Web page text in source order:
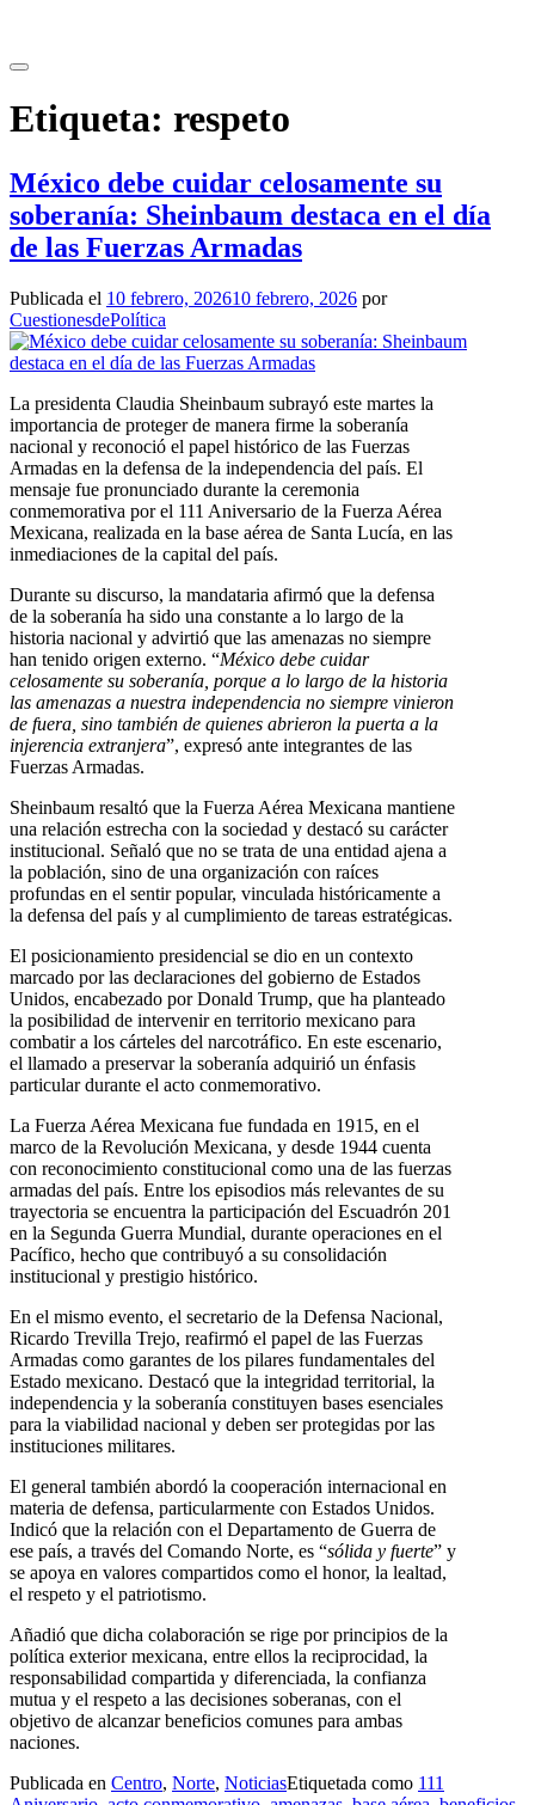
contenido
Etiqueta: respeto
México debe cuidar celosamente su
soberanía: Sheinbaum destaca en el día
de las Fuerzas Armadas
Publicada el 10 febrero, 202610 febrero, 2026 por
CuestionesdePolítica
La presidenta Claudia Sheinbaum subrayó este martes la
importancia de proteger de manera firme la soberanía
nacional y reconoció el papel histórico de las Fuerzas
Armadas en la defensa de la independencia del país. El
mensaje fue pronunciado durante la ceremonia
conmemorativa por el 111 Aniversario de la Fuerza Aérea
Mexicana, realizada en la base aérea de Santa Lucía, en las
inmediaciones de la capital del país.
Durante su discurso, la mandataria afirmó que la defensa
de la soberanía ha sido una constante a lo largo de la
historia nacional y advirtió que las amenazas no siempre
han tenido origen externo. “México debe cuidar
celosamente su soberanía, porque a lo largo de la historia
las amenazas a nuestra independencia no siempre vinieron
de fuera, sino también de quienes abrieron la puerta a la
injerencia extranjera”, expresó ante integrantes de las
Fuerzas Armadas.
Sheinbaum resaltó que la Fuerza Aérea Mexicana mantiene
una relación estrecha con la sociedad y destacó su carácter
institucional. Señaló que no se trata de una entidad ajena a
la población, sino de una organización con raíces
profundas en el sentir popular, vinculada históricamente a
la defensa del país y al cumplimiento de tareas estratégicas.
El posicionamiento presidencial se dio en un contexto
marcado por las declaraciones del gobierno de Estados
Unidos, encabezado por Donald Trump, que ha planteado
la posibilidad de intervenir en territorio mexicano para
combatir a los cárteles del narcotráfico. En este escenario,
el llamado a preservar la soberanía adquirió un énfasis
particular durante el acto conmemorativo.
La Fuerza Aérea Mexicana fue fundada en 1915, en el
marco de la Revolución Mexicana, y desde 1944 cuenta
con reconocimiento constitucional como una de las fuerzas
armadas del país. Entre los episodios más relevantes de su
trayectoria se encuentra la participación del Escuadrón 201
en la Segunda Guerra Mundial, durante operaciones en el
Pacífico, hecho que contribuyó a su consolidación
institucional y prestigio histórico.
En el mismo evento, el secretario de la Defensa Nacional,
Ricardo Trevilla Trejo, reafirmó el papel de las Fuerzas
Armadas como garantes de los pilares fundamentales del
Estado mexicano. Destacó que la integridad territorial, la
independencia y la soberanía constituyen bases esenciales
para la viabilidad nacional y deben ser protegidas por las
instituciones militares.
El general también abordó la cooperación internacional en
materia de defensa, particularmente con Estados Unidos.
Indicó que la relación con el Departamento de Guerra de
ese país, a través del Comando Norte, es “sólida y fuerte” y
se apoya en valores compartidos como el honor, la lealtad,
el respeto y el patriotismo.
Añadió que dicha colaboración se rige por principios de la
política exterior mexicana, entre ellos la reciprocidad, la
responsabilidad compartida y diferenciada, la confianza
mutua y el respeto a las decisiones soberanas, con el
objetivo de alcanzar beneficios comunes para ambas
naciones.
Publicada en Centro, Norte, NoticiasEtiquetada como 111